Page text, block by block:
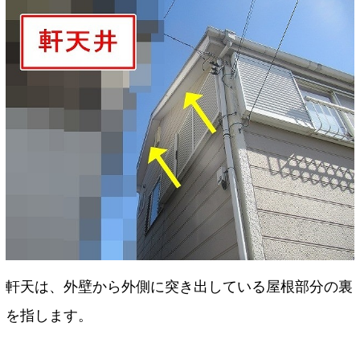
軒天は、外壁から外側に突き出している屋根部分の裏
を指します。